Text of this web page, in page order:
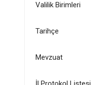
Valilik Birimleri
Tarihçe
Mevzuat